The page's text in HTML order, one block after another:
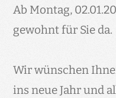
Ab Montag,
gewohnt für Sie da.
Wir wünschen
ins neue Jahr und